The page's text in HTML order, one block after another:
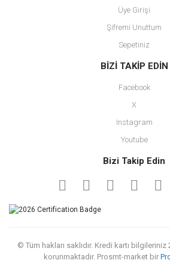
Üye Girişi
Şifremi Unuttum
Sepetiniz
BİZİ TAKİP EDİN
Facebook
X
Instagram
Youtube
Bizi Takip Edin
© Tüm hakları saklıdır. Kredi kartı
korunmaktadır. Prosmt-market bir